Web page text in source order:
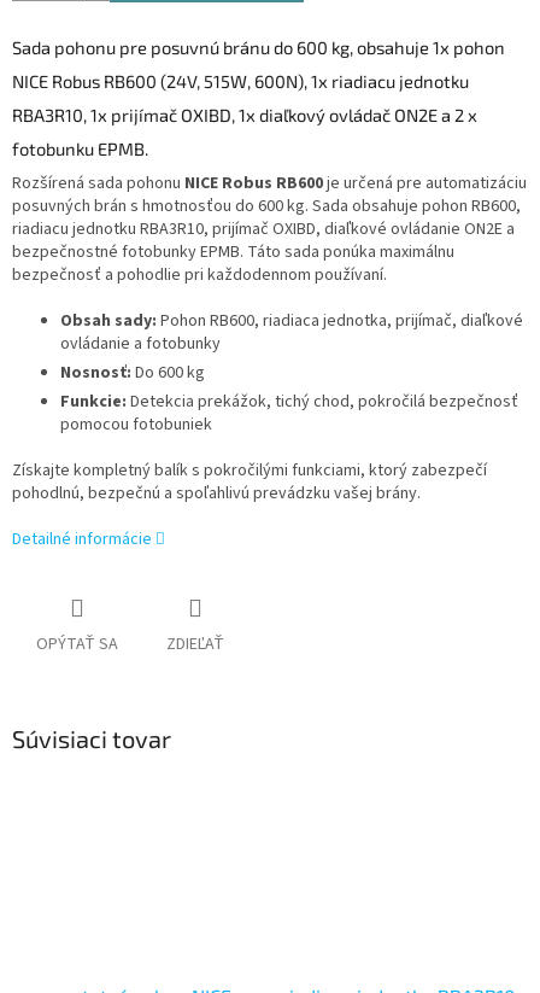
Sada pohonu pre posuvnú bránu do 600 kg, obsahuje 1x pohon
NICE Robus RB600 (24V, 515W, 600N), 1x riadiacu jednotku
RBA3R10, 1x prijímač OXIBD, 1x diaľkový ovládač ON2E a 2 x
fotobunku EPMB.
Rozšírená sada pohonu NICE Robus RB600je určená pre automatizáciu
posuvných brán s hmotnosťou do 600 kg. Sada obsahuje pohon RB600,
riadiacu jednotku RBA3R10, prijímač OXIBD, diaľkové ovládanie ON2E a
bezpečnostné fotobunky EPMB. Táto sada ponúka maximálnu
bezpečnosť a pohodlie pri každodennom používaní.
Obsah sady: Pohon RB600, riadiaca jednotka, prijímač, diaľkové
ovládanie a fotobunky
Nosnosť: Do 600 kg
Funkcie: Detekcia prekážok, tichý chod, pokročilá bezpečnosť
pomocou fotobuniek
Získajte kompletný balík s pokročilými funkciami, ktorý zabezpečí
pohodlnú, bezpečnú a spoľahlivú prevádzku vašej brány.
Detailné informácie
OPÝTAŤ SA ZDIEĽAŤ
Súvisiaci tovar